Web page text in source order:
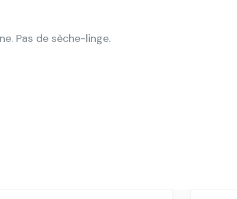
Pas de sèche-linge.